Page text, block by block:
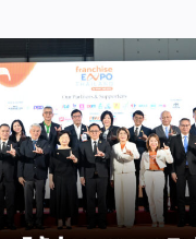
ธุรกิจแฟรนไชส์ที่อยู่ในกา
งษ์ นัยนาภากรณ์ อธิบ
ณิชย์ เปิดเผยภายหลังเป็นป
โป ไทยแลนด์ บาย สมาร์
Thailand by Smart
ฟรนไชส์ชั้นนำที่จัดขึ้นโด
พื่อยกระดับศักยภาพของผู้
ารขยายกิจการผ่านระบบแ